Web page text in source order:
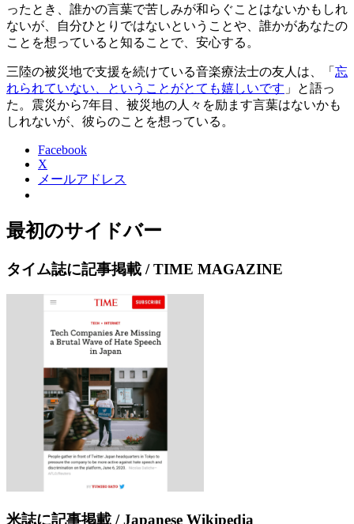
ったとき、誰かの言葉で苦しみが和らぐことはないかもしれ
ないが、自分ひとりではないということや、誰かがあなたの
ことを想っていると知ることで、安心する。
三陸の被災地で支援を続けている音楽療法士の友人は、「 忘
れられていない、ということがとても嬉しいです 」と語っ
た。震災から7年目、被災地の人々を励ます言葉はないかも
しれないが、彼らのことを想っている。
Facebook
X
メールアドレス
最初のサイドバー
タイム誌に記事掲載 / TIME MAGAZINE
米誌に記事掲載 / Japanese Wikipedia